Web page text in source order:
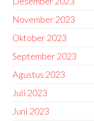
November 2023
Oktober 2023
September 2023
Agustus 2023
Juli 2023
Juni 2023